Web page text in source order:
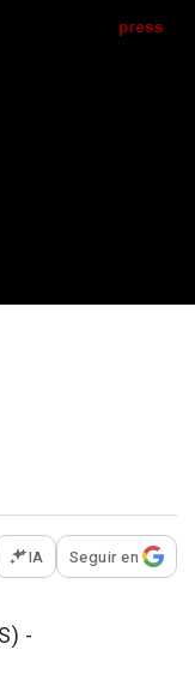
opciones para
IA Seguir en
-